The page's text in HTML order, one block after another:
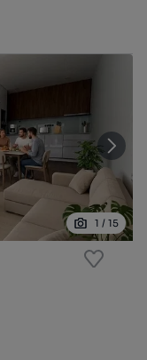
1 / 15